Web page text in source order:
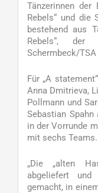
Tänzerinnen der
Rebels“ und die
bestehend aus
Rebels“, der
Schermbeck/TSA
Für „A
Anna Dmitrieva,
Pollmann und
Sebastian
in der Vorrunde
mit sechs Teams.
„Die „alten
abgeliefert
gemacht, in